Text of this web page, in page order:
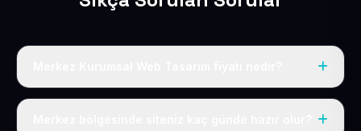
Tek fiyat uygulanır: yıllık 50 USD + KDV. Bu bedele alan